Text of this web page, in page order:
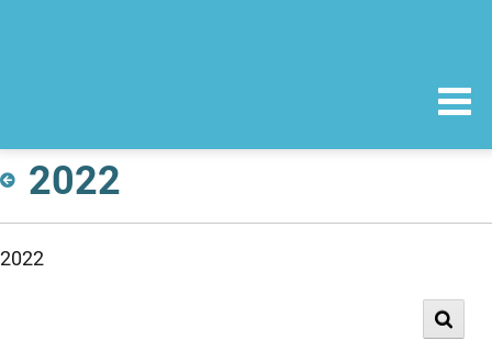
2022
2022